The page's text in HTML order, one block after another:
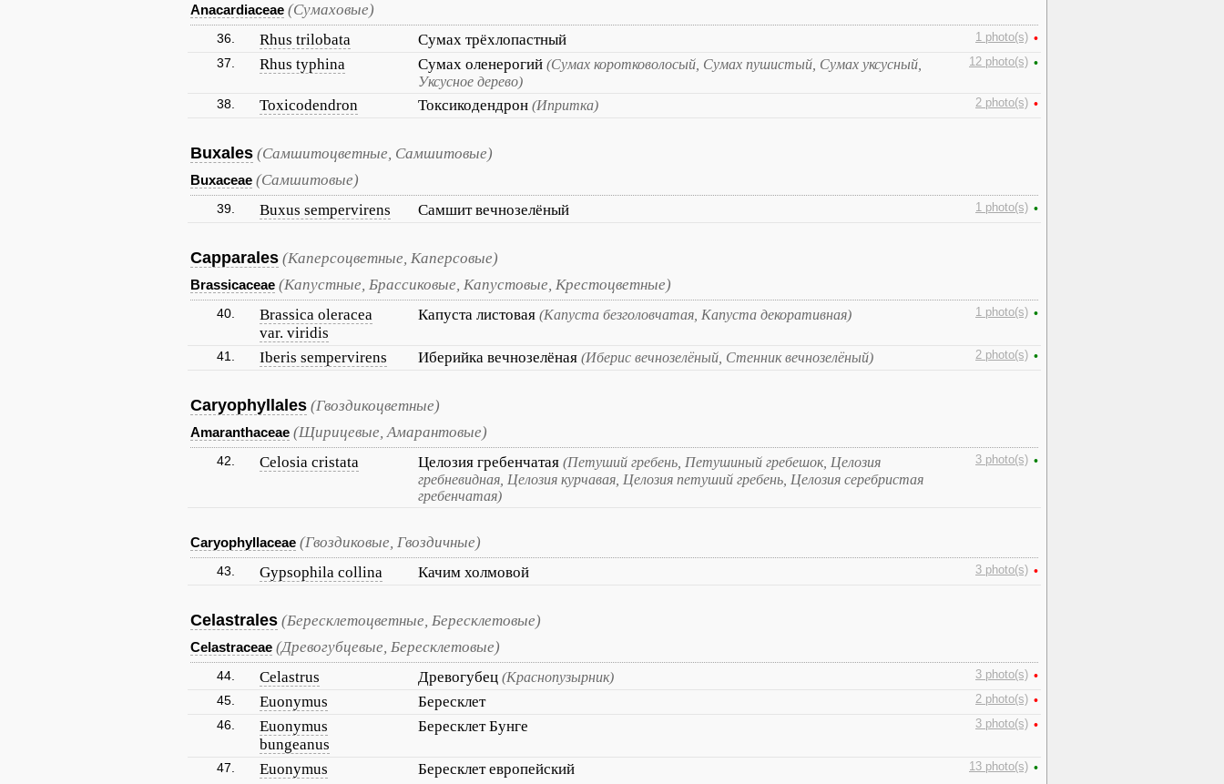
Anacardiaceae (Сумаховые)
36. Rhus trilobata Сумах трёхлопастный 1 photo(s) •
37.
Rhus typhina Сумах оленерогий (Сумах коротковолосый, Сумах пушистый, Сумах уксусный,
Уксусное дерево)
12 photo(s) •
38. Toxicodendron Токсикодендрон (Ипритка) 2 photo(s) •
Buxales (Самшитоцветные, Самшитовые)
Buxaceae (Самшитовые)
39. Buxus sempervirens Самшит вечнозелёный 1 photo(s) •
Capparales (Каперсоцветные, Каперсовые)
Brassicaceae (Капустные, Брассиковые, Капустовые, Крестоцветные)
40.
Brassica oleracea
var. viridis
Капуста листовая (Капуста безголовчатая, Капуста декоративная) 1 photo(s) •
41. Iberis sempervirens Иберийка вечнозелёная (Иберис вечнозелёный, Стенник вечнозелёный) 2 photo(s) •
Caryophyllales (Гвоздикоцветные)
Amaranthaceae (Щирицевые, Амарантовые)
42. Celosia cristata Целозия гребенчатая (Петуший гребень, Петушиный гребешок, Целозия
гребневидная, Целозия курчавая, Целозия петуший гребень, Целозия серебристая
гребенчатая)
3 photo(s) •
Caryophyllaceae (Гвоздиковые, Гвоздичные)
43. Gypsophila collina Качим холмовой 3 photo(s) •
Celastrales (Бересклетоцветные, Бересклетовые)
Celastraceae (Древогубцевые, Бересклетовые)
44. Celastrus Древогубец (Краснопузырник) 3 photo(s) •
45.
Euonymus Бересклет 2 photo(s) •
46.
Euonymus
bungeanus
Бересклет Бунге 3 photo(s) •
47.
Euonymus
Бересклет европейский 13 photo(s) •